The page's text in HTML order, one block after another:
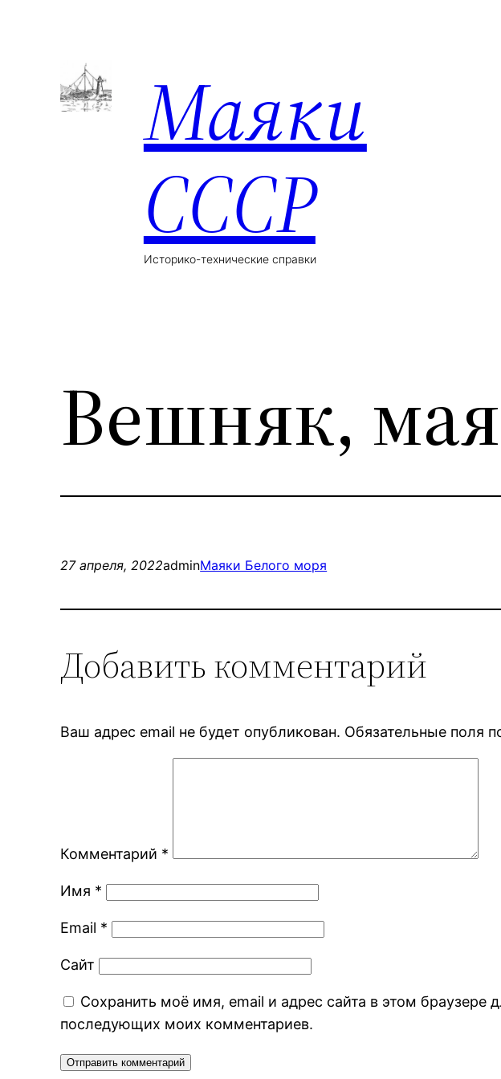
Маяки
СССР
Историко-технические справки
Вешняк,
27 апреля, 2022adminМаяки Белого моря
Добавить комментарий
Ваш адрес email не будет опубликован. Обязательные поля
Комментарий *
Имя *
Email *
Сайт
Сохранить моё имя, email и адрес сайта в этом браузере
последующих моих комментариев.